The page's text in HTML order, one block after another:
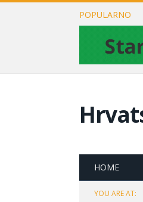
POPULARNO
HOME
YOU ARE AT: